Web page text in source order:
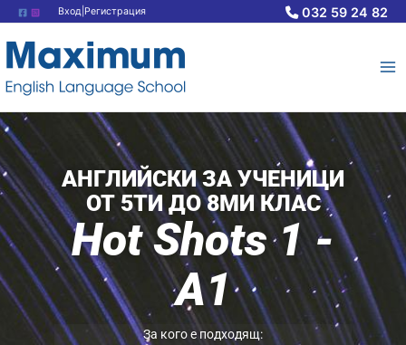
Skip
content
Вход|Регистрация 032 59 24 82
АНГЛИЙСКИ ЗА УЧЕНИЦИ
ОТ 5ТИ ДО 8МИ КЛАС
Hot Shots 1 -
A1
За кого е подходящ: